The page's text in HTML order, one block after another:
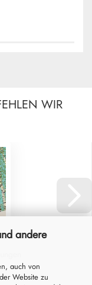
andere
auch von
Website zu
WIR